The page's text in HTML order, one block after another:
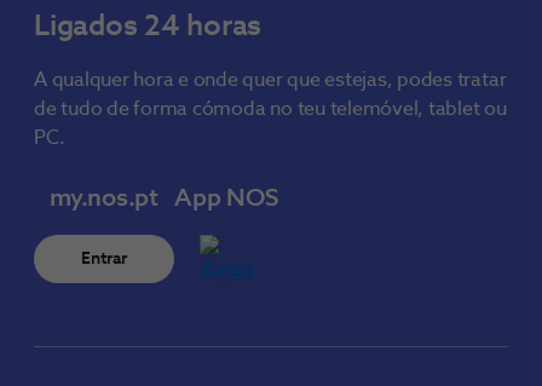
Ligados 24 horas
A qualquer hora e onde quer que estejas, podes tratar
de tudo de forma cómoda no teu telemóvel, tablet ou
PC.
my.nos.pt
Entrar
App NOS